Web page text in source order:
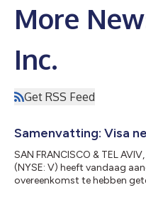
More
Inc.
Get RSS Feed
Samenvatting: Visa
SAN FRANCISCO & TEL
(NYSE: V) heeft vandaag
overeenkomst te hebben